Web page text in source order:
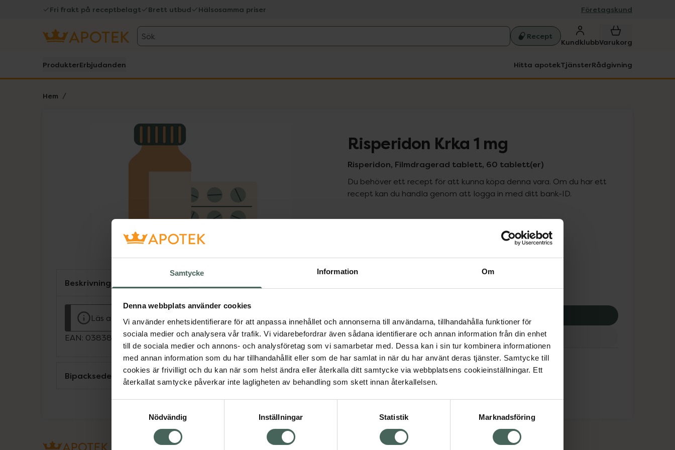
Samtycke Information Om
Denna webbplats använder cookies
Vi använder enhetsidentifierare för att anpassa innehållet och annonserna till användarna, tillhandahålla funktioner för
sociala medier och analysera vår trafik. Vi vidarebefordrar även sådana identifierare och annan information från din enhet
till de sociala medier och annons- och analysföretag som vi samarbetar med. Dessa kan i sin tur kombinera informationen
med annan information som du har tillhandahållit eller som de har samlat in när du har använt deras tjänster. Samtycke till
cookies är frivilligt och du kan när som helst ändra eller återkalla ditt samtycke via webbplatsens cookieinställningar. Ett
återkallat samtycke påverkar inte lagligheten av behandling som skett innan återkallelsen.
Nödvändig
Inställningar Statistik Marknadsföring
Fri frakt på receptbelagt Brett utbud Hälsosamma priser Företagskund
Sök Recept
KundklubbVarukorg
ProdukterErbjudanden Hitta apotekTjänsterRådgivning
Hem
Lista: . Innehåller 1 objekt. Risperidon Krka 1 mg
Risperidon, Filmdragerad tablett, 60 tablett(er)
Du behöver ett recept för att kunna köpa denna vara. Om du har ett
recept kan du handla genom att logga in med ditt bank-ID.
Pris med recept
Högkostnadsskyddet gäller
70,46 kr
I apotek:70,46 kr
Köp via ditt recept
Aktuella erbjudanden
Beskrivning
Läs alltid bipacksedeln innan användning.
EAN: 03838989696269
Bipacksedel från FASS Visa
Om recept och läkemedel